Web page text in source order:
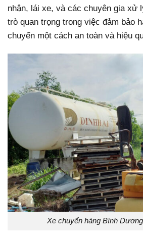
nhận, lái xe, và các chuyên gia xử
trò quan trọng trong việc đảm bảo
chuyển một cách an toàn và hiệu
Xe chuyển hàng Bình